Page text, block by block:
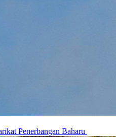
Penerbangan Baharu